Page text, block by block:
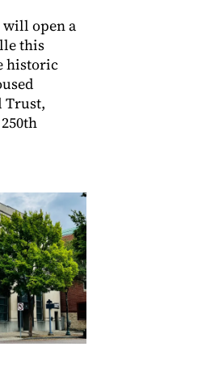
open a
this
historic
Trust,